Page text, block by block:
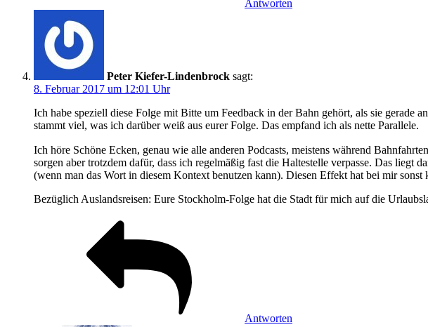
Antworten
Peter Kiefer-Lindenbrock sagt:
8. Februar 2017 um 12:01 Uhr
Ich habe speziell diese Folge mit Bitte um Feedback in der Bahn gehört, als sie
stammt viel, was ich darüber weiß aus eurer Folge. Das empfand ich als nette Parallele.
Ich höre Schöne Ecken, genau wie alle anderen Podcasts, meistens während
sorgen aber trotzdem dafür, dass ich regelmäßig fast die Haltestelle verpasse. Das liegt
(wenn man das Wort in diesem Kontext benutzen kann). Diesen Effekt hat bei mir sonst
Bezüglich Auslandsreisen: Eure Stockholm-Folge hat die Stadt für mich auf die
Antworten